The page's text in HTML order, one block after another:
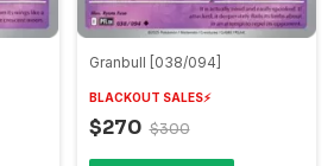
Granbull [038/094]
BLACKOUT SALES⚡️
$270 $300